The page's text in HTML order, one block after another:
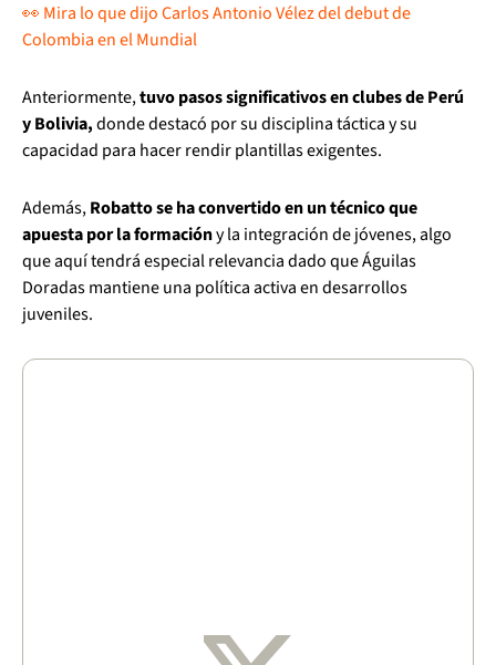
👀 Mira lo que dijo Carlos Antonio Vélez del debut de
Colombia en el Mundial
Anteriormente,tuvo pasos significativos en clubes de Perú
y Bolivia,donde destacó por su disciplina táctica y su
capacidad para hacer rendir plantillas exigentes.
Además,Robatto se ha convertido en un técnico que
apuesta por la formacióny la integración de jóvenes, algo
que aquí tendrá especial relevancia dado que Águilas
Doradas mantiene una política activa en desarrollos
juveniles.